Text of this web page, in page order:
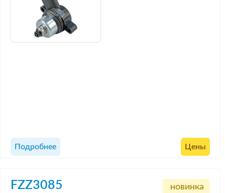
Подробнее Цены
FZZ3085 новинка